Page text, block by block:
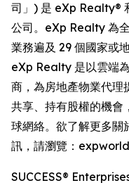
司」) 是 eXp Realty®
公司。eXp Realty 為
業務遍及 29 個國家或
eXp Realty 是以雲端
商，為房地產物業代理
共享、持有股權的機會
球網絡。欲了解更多
訊，請瀏覽：
SUCCESS®